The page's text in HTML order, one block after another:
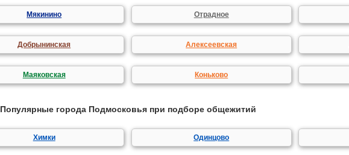
Мякинино Отрадное
Добрынинская Алексеевская
Маяковская Коньково
Популярные города Подмосковья при подборе общежитий
Химки Одинцово